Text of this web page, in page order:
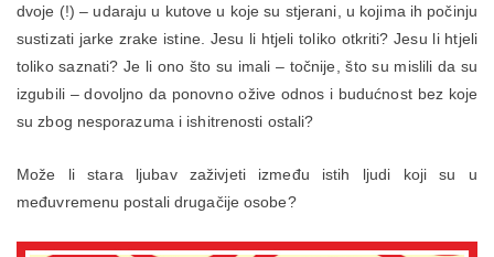
dvoje (!) – udaraju u kutove u koje su stjerani, u kojima ih počinju
sustizati jarke zrake istine. Jesu li htjeli toliko otkriti? Jesu li htjeli
toliko saznati? Je li ono što su imali – točnije, što su mislili da su
izgubili – dovoljno da ponovno ožive odnos i budućnost bez koje
su zbog nesporazuma i ishitrenosti ostali?
Može li stara ljubav zaživjeti između istih ljudi koji su u
međuvremenu postali drugačije osobe?